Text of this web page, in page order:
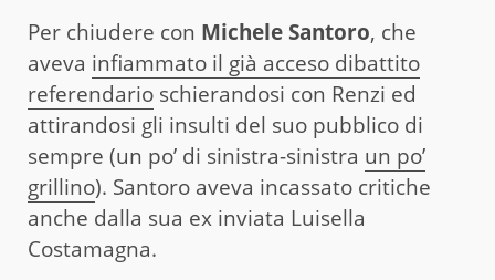
Per chiudere con Michele Santoro, che
aveva infiammato il già acceso dibattito
referendario schierandosi con Renzi ed
attirandosi gli insulti del suo pubblico di
sempre (un po’ di sinistra-sinistra un po’
grillino). Santoro aveva incassato critiche
anche dalla sua ex inviata Luisella
Costamagna.